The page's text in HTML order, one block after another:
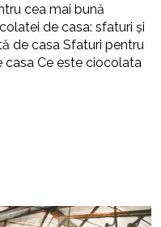
cea mai bună
de casa: sfaturi și
de casa Sfaturi pentru
casa Ce este ciocolata